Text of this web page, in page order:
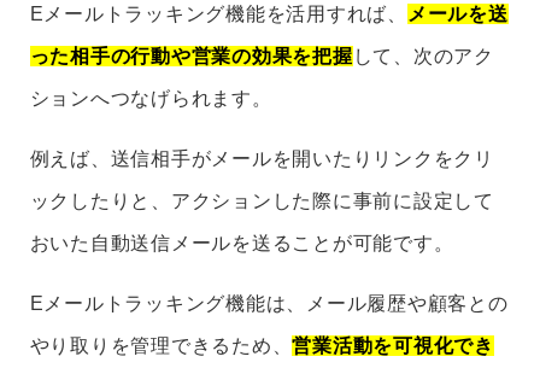
Eメールトラッキング機能を活用すれば、 メールを送
った相手の行動や営業の効果を把握 して、次のアク
ションへつなげられます。
例えば、送信相手がメールを開いたりリンクをクリ
ックしたりと、アクションした際に事前に設定して
おいた自動送信メールを送ることが可能です。
Eメールトラッキング機能は、メール履歴や顧客との
やり取りを管理できるため、営業活動を可視化でき